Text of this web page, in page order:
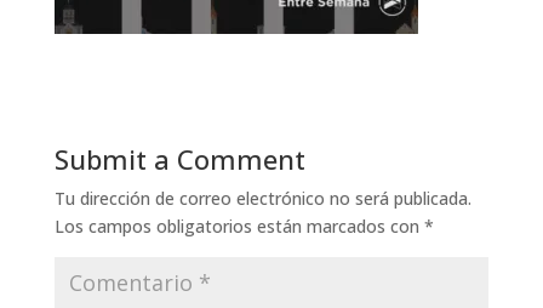
Submit a Comment
Tu dirección de correo electrónico no será publicada.
Los campos obligatorios están marcados con *